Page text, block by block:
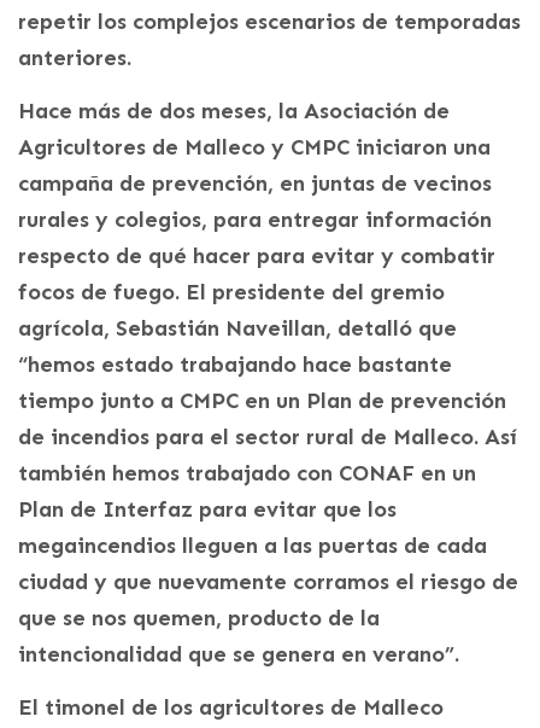
repetir los complejos escenarios de temporadas
anteriores.
Hace más de dos meses, la Asociación de
Agricultores de Malleco y CMPC iniciaron una
campaña de prevención, en juntas de vecinos
rurales y colegios, para entregar información
respecto de qué hacer para evitar y combatir
focos de fuego. El presidente del gremio
agrícola, Sebastián Naveillan, detalló que
“hemos estado trabajando hace bastante
tiempo junto a CMPC en un Plan de prevención
de incendios para el sector rural de Malleco. Así
también hemos trabajado con CONAF en un
Plan de Interfaz para evitar que los
megaincendios lleguen a las puertas de cada
ciudad y que nuevamente corramos el riesgo de
que se nos quemen, producto de la
intencionalidad que se genera en verano”.
El timonel de los agricultores de Malleco